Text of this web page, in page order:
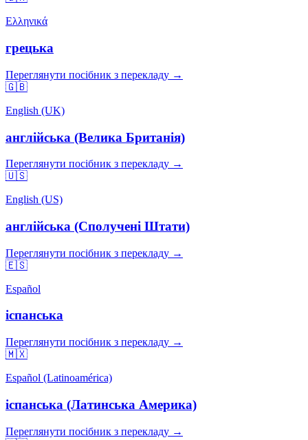
Ελληνικά
грецька
Переглянути посібник з перекладу →
🇬🇧
English (UK)
англійська (Велика Британія)
Переглянути посібник з перекладу →
🇺🇸
English (US)
англійська (Сполучені Штати)
Переглянути посібник з перекладу →
🇪🇸
Español
іспанська
Переглянути посібник з перекладу →
🇲🇽
Español (Latinoamérica)
іспанська (Латинська Америка)
Переглянути посібник з перекладу →